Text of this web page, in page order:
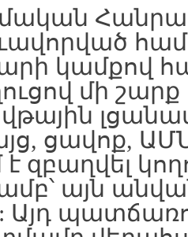
կամքով
մի
ցավոք,
է զբաղվել
այն
Այդ